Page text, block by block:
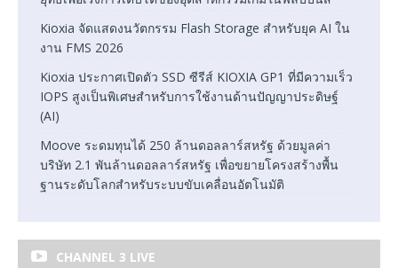
Kioxia จัดแสดงนวัตกรรม Flash Storage สำหรับยุค AI ใน
งาน FMS 2026
Kioxia ประกาศเปิดตัว SSD ซีรีส์ KIOXIA GP1 ที่มีความเร็ว
IOPS สูงเป็นพิเศษสำหรับการใช้งานด้านปัญญาประดิษฐ์
(AI)
Moove ระดมทุนได้ 250 ล้านดอลลาร์สหรัฐ ด้วยมูลค่า
บริษัท 2.1 พันล้านดอลลาร์สหรัฐ เพื่อขยายโครงสร้างพื้น
ฐานระดับโลกสำหรับระบบขับเคลื่อนอัตโนมัติ
CHANNEL 3 LIVE